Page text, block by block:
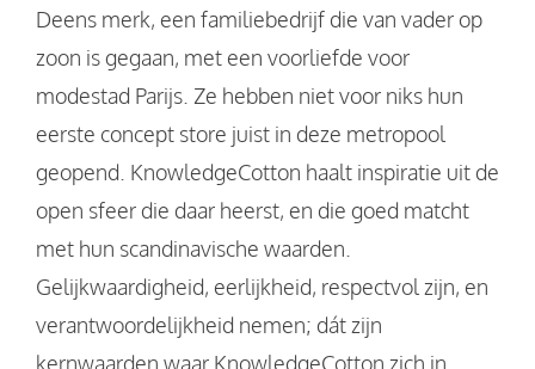
Deens merk, een familiebedrijf die van vader op
zoon is gegaan, met een voorliefde voor
modestad Parijs. Ze hebben niet voor niks hun
eerste concept store juist in deze metropool
geopend. KnowledgeCotton haalt inspiratie uit de
open sfeer die daar heerst, en die goed matcht
met hun scandinavische waarden.
Gelijkwaardigheid, eerlijkheid, respectvol zijn, en
verantwoordelijkheid nemen; dát zijn
kernwaarden waar KnowledgeCotton zich in